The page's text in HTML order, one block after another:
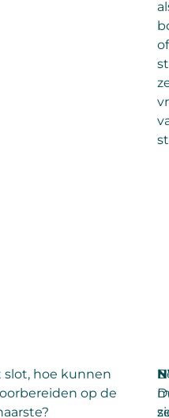
of
slot, hoe kunnen
op de